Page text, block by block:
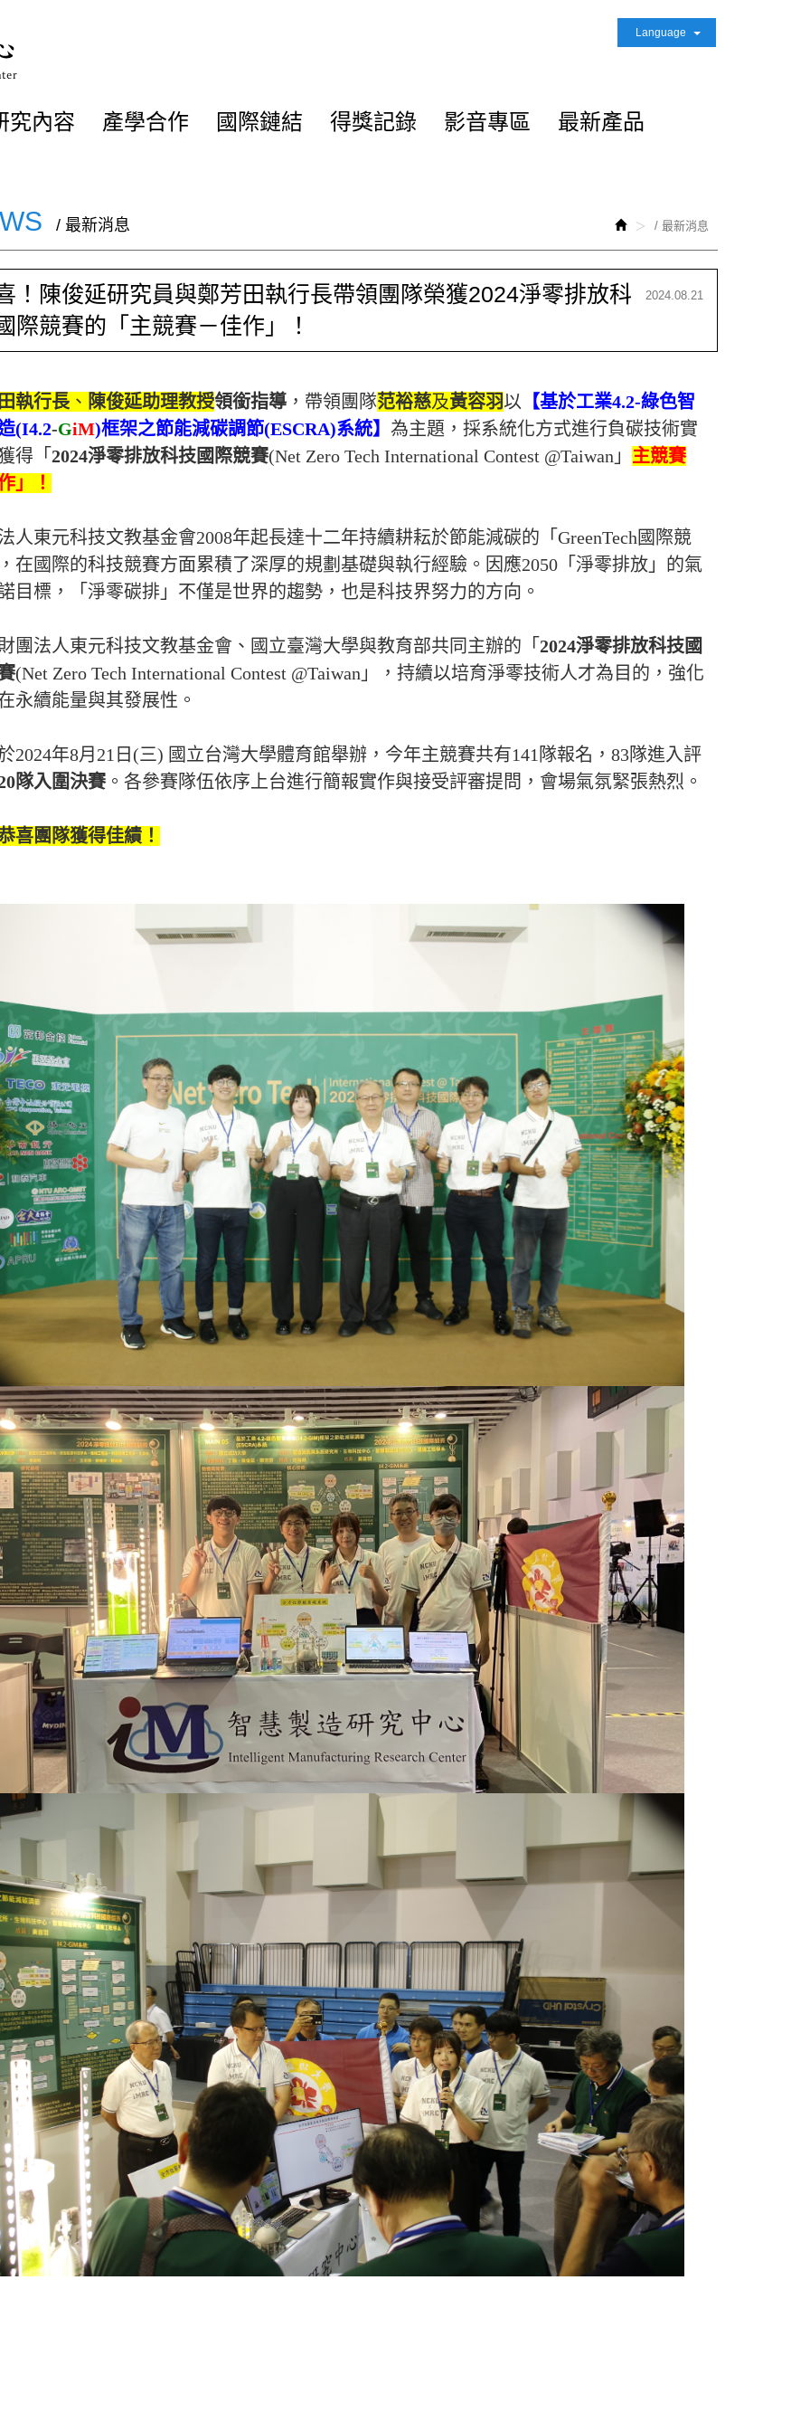
究內容 產學合作 國際鏈結 得獎記錄 影音專區 最新產品
Language
/ 最新消息
/ 最新消息
2024.08.21
！陳俊延研究員與鄭芳田執行長帶領團隊榮獲2024淨零排放科
際競賽的「主競賽－佳作」！
執行長、 陳俊延助理教授領銜指導，帶領團隊范裕慈及黃容羽以 【基於工業4.2-綠色智
(I4.2-GiM)框架之節能減碳調節(ESCRA)系統】 為主題 ，採系統化方式進行負碳技術實
得「 2024淨零排放科技國際競賽(Net Zero Tech International Contest @Taiwan 」 主競賽
」！
人東元科技文教基金會2008年起長達十二年持續耕耘於節能減碳的「 GreenTech 國際競
在國際的科技競賽方面累積了深厚的規劃基礎與執行經驗。因應2050「淨零排放」的氣
目標，「淨零碳排」不僅是世界的趨勢，也是科技界努力的方向。
團法人東元科技文教基金會、 國立臺灣大學與教育部共同主辦的「 2024淨零排放科技國
(Net Zero Tech International Contest @Taiwan 」，持續以培育淨零技術人才為目的，強化
永續能量與其發展性。
2024年8月 21 日(三) 國立台灣大學體育館舉辦，今年主競賽共有141 隊報名， 83隊進入評
隊入圍決賽。各參賽隊伍依序上台進行簡報實作與接受評審提問，會場氣氛緊張熱烈。
喜團隊獲得佳績！